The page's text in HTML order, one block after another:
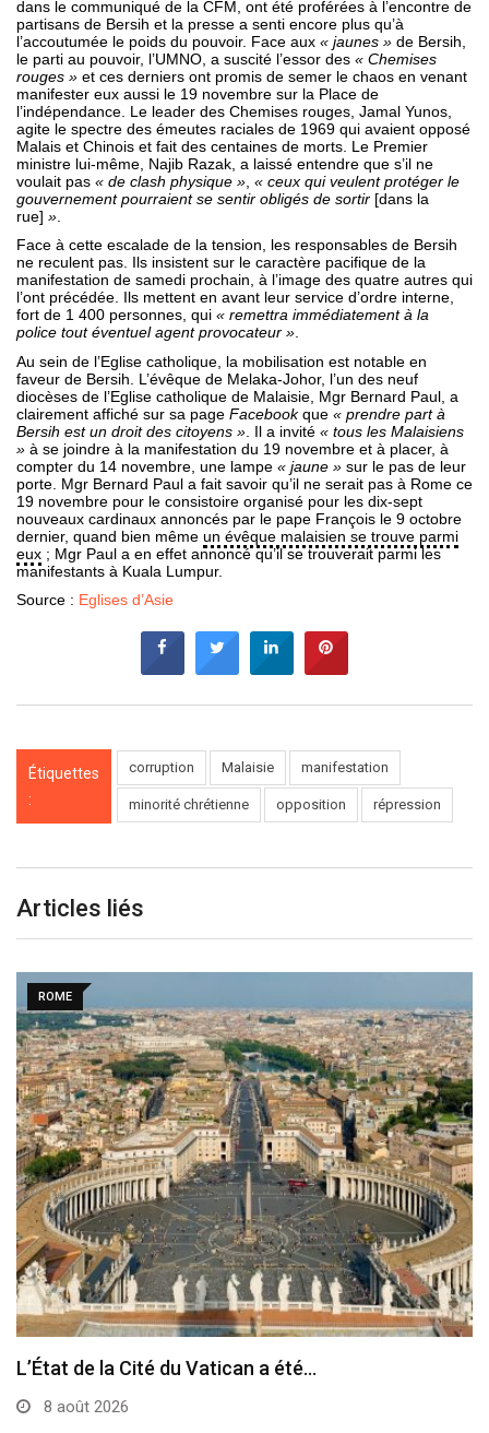
dans le communiqué de la CFM, ont été proférées à l’encontre de
partisans de Bersih et la presse a senti encore plus qu’à
l’accoutumée le poids du pouvoir. Face aux « jaunes » de Bersih,
le parti au pouvoir, l’UMNO, a suscité l’essor des « Chemises
rouges » et ces derniers ont promis de semer le chaos en venant
manifester eux aussi le 19 novembre sur la Place de
l’indépendance. Le leader des Chemises rouges, Jamal Yunos,
agite le spectre des émeutes raciales de 1969 qui avaient opposé
Malais et Chinois et fait des centaines de morts. Le Premier
ministre lui-même, Najib Razak, a laissé entendre que s’il ne
voulait pas « de clash physique » « ceux qui veulent protéger le
gouvernement pourraient se sentir obligés de sortir [dans la
rue] »
Face à cette escalade de la tension, les responsables de Bersih
ne reculent pas. Ils insistent sur le caractère pacifique de la
manifestation de samedi prochain, à l’image des quatre autres qui
l’ont précédée. Ils mettent en avant leur service d’ordre interne,
fort de 1 400 personnes, qui « remettra immédiatement à la
police tout éventuel agent provocateur »
Au sein de l’Eglise catholique, la mobilisation est notable en
faveur de Bersih. L’évêque de Melaka-Johor, l’un des neuf
diocèses de l’Eglise catholique de Malaisie, Mgr Bernard Paul, a
clairement affiché sur sa page Facebookque « prendre part à
Bersih est un droit des citoyens » . Il a invité « tous les Malaisiens
» à se joindre à la manifestation du 19 novembre et à placer, à
compter du 14 novembre, une lampe « jaune » sur le pas de leur
porte. Mgr Bernard Paul a fait savoir qu’il ne serait pas à Rome ce
19 novembre pour le consistoire organisé pour les dix-sept
nouveaux cardinaux annoncés par le pape François le 9 octobre
dernier, quand bien même un évêque malaisien se trouve parmi
eux ; Mgr Paul a en effet annoncé qu’il se trouverait parmi les
manifestants à Kuala Lumpur.
Source : Eglises d’Asie
Étiquettes
:
corruption Malaisie manifestation
minorité chrétienne opposition répression
Articles liés
ROME
L’État de la Cité du Vatican a été…
8 août 2026